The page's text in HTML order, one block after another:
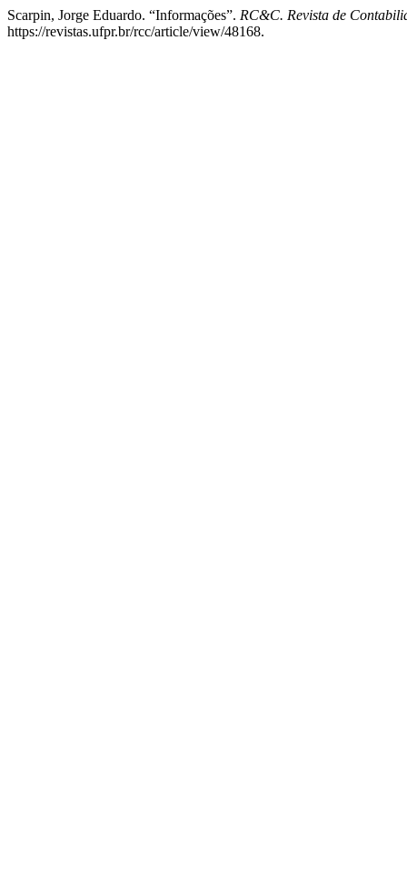
Scarpin, Jorge Eduardo. “Informações”. RC&C. Revista de
https://revistas.ufpr.br/rcc/article/view/48168.